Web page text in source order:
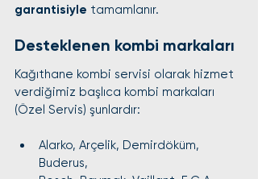
garantisiyle tamamlanır.
Desteklenen kombi markaları
Kağıthane kombi servisi olarak hizmet
verdiğimiz başlıca kombi markaları
(Özel Servis) şunlardır:
Alarko, Arçelik, Demirdöküm,
Buderus,